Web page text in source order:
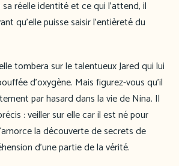
réelle identité et ce qui l’attend, il
qu’elle puisse saisir l’entièreté du
tombera sur le talentueux Jared qui lui
d’oxygène. Mais figurez-vous qu’il
par hasard dans la vie de Nina. Il
: veiller sur elle car il est né pour
la découverte de secrets de
d’une partie de la vérité.